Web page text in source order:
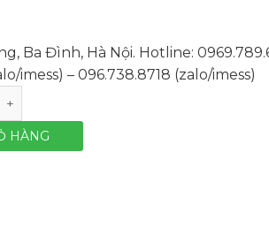
Ba Đình, Hà Nội. Hotline:
imess) – 096.738.8718 (zalo/imess)
Green Mint - chai 1L số lượng
HÀNG